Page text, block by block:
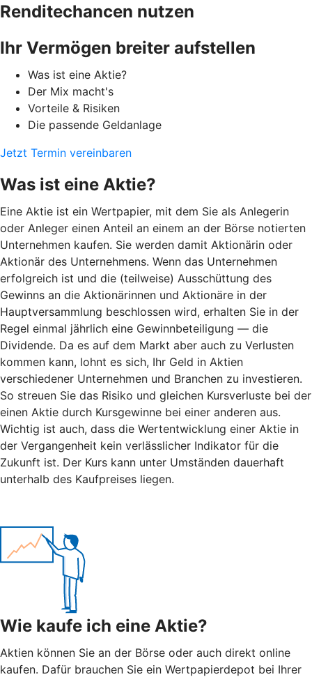
Renditechancen nutzen
Ihr Vermögen breiter aufstellen
Was ist eine Aktie?
Der Mix macht's
Vorteile & Risiken
Die passende Geldanlage
Jetzt Termin vereinbaren
Was ist eine Aktie?
Eine Aktie ist ein Wertpapier, mit dem Sie als Anlegerin
oder Anleger einen Anteil an einem an der Börse notierten
Unternehmen kaufen. Sie werden damit Aktionärin oder
Aktionär des Unternehmens. Wenn das Unternehmen
erfolgreich ist und die (teilweise) Ausschüttung des
Gewinns an die Aktionärinnen und Aktionäre in der
Hauptversammlung beschlossen wird, erhalten Sie in der
Regel einmal jährlich eine Gewinnbeteiligung — die
Dividende. Da es auf dem Markt aber auch zu Verlusten
kommen kann, lohnt es sich, Ihr Geld in Aktien
verschiedener Unternehmen und Branchen zu investieren.
So streuen Sie das Risiko und gleichen Kursverluste bei der
einen Aktie durch Kursgewinne bei einer anderen aus.
Wichtig ist auch, dass die Wertentwicklung einer Aktie in
der Vergangenheit kein verlässlicher Indikator für die
Zukunft ist. Der Kurs kann unter Umständen dauerhaft
unterhalb des Kaufpreises liegen.
Wie kaufe ich eine Aktie?
Aktien können Sie an der Börse oder auch direkt online
kaufen. Dafür brauchen Sie ein Wertpapierdepot bei Ihrer